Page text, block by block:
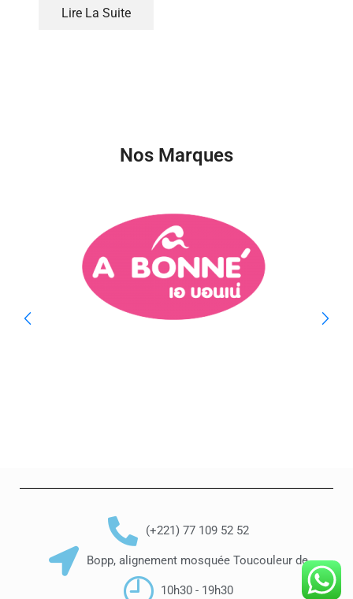
Lire La Suite
Nos Marques
(+221) 77 109 52 52
Bopp, alignement mosquée Toucouleur de
10h30 - 19h30